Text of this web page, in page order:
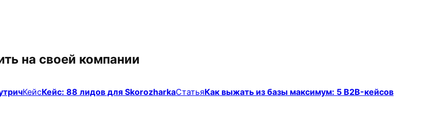
на своей компании
КейсКейс: 88 лидов для SkorozharkaСтатьяКак выжать из базы максимум: 5 B2B-кейсов